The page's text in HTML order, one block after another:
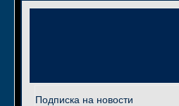
Подписка на новости